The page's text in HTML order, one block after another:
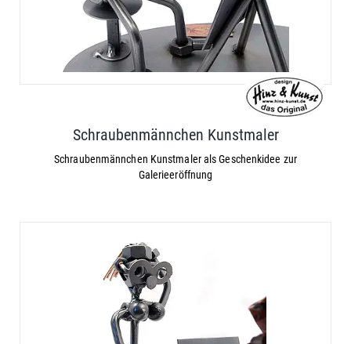
Schraubenmännchen Kunstmaler
Schraubenmännchen Kunstmaler als Geschenkidee zur
Galerieeröffnung